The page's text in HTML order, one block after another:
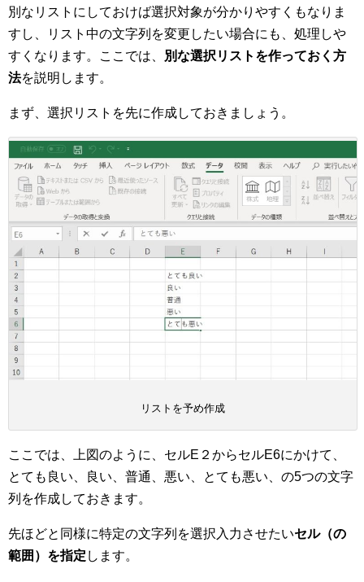
別なリストにしておけば選択対象が分かりやすくもなりま
すし、リスト中の文字列を変更したい場合にも、処理しや
すくなります。ここでは、
別な選択リストを作っておく方
法を説明します。
まず、選択リストを先に作成しておきましょう。
リストを予め作成
ここでは、上図のように、セルE２からセルE6にかけて、
とても良い、良い、普通、悪い、とても悪い、の5つの文字
列を作成しておきます。
先ほどと同様に特定の文字列を選択入力させたいセル（の
範囲）を指定 します。